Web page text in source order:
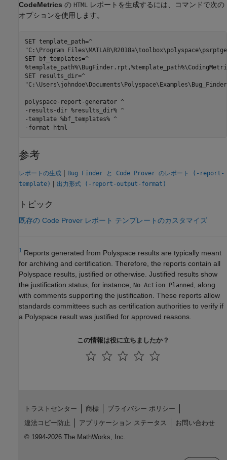
CodeMetrics の HTML レポートを生成するには、コマンドで次の
オプションを使用します。
SET template_path=^
"C:\Program
SET bf_templates=^
SET results_dir=^
polyspace-report-generator ^
-results-dir %results_dir% ^
-template %bf_templates% ^
-format html
参考
レポートの生成 | Bug Finder と Code Prover のレポート (-report-
template) | 出力形式 (-report-output-format)
トピック
既存の Code Prover レポート テンプレートのカスタマイズ
1
Reports generated from Polyspace results are typically meant
for archiving and certification. Therefore, the reports contain all
Polyspace results, justified or otherwise. Justified results show
the justification status, for instance,
No Action Planned
, along
with comments supporting the justification. These reports allow
standards committees such as certification authorities to verify if
a Polyspace result was justified for approved reasons.
この情報は役に立ちましたか？
トラストセンター 商標
プライバシー ポリシー
違法コピー防止
アプリケーション ステータス
お問い合わせ
© 1994-2026 The MathWorks, Inc.